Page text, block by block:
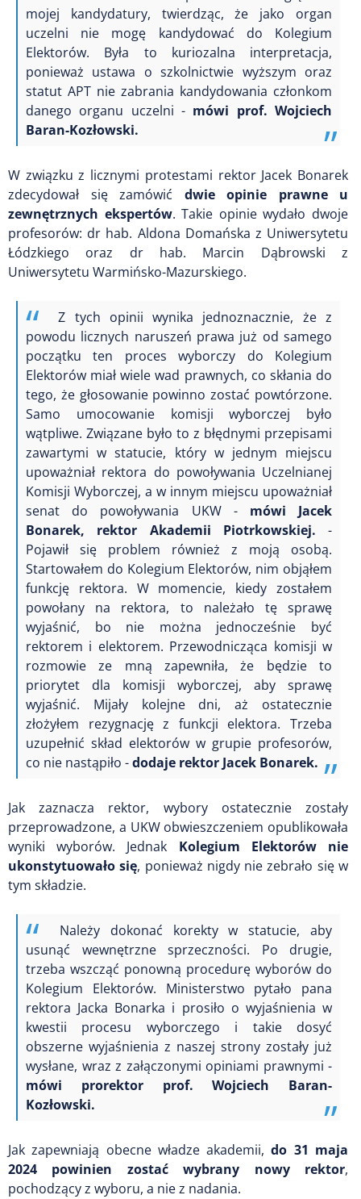
mojej kandydatury, twierdząc, że jako organ
uczelni nie mogę kandydować do Kolegium
Elektorów. Była to kuriozalna interpretacja,
ponieważ ustawa o szkolnictwie wyższym oraz
statut APT nie zabrania kandydowania członkom
danego organu uczelni - mówi prof. Wojciech
Baran-Kozłowski.
W związku z licznymi protestami rektor Jacek Bonarek
zdecydował się zamówić dwie opinie prawne u
zewnętrznych ekspertów. Takie opinie wydało dwoje
profesorów: dr hab. Aldona Domańska z Uniwersytetu
Łódzkiego oraz dr hab. Marcin Dąbrowski z
Uniwersytetu Warmińsko-Mazurskiego.
Z tych opinii wynika jednoznacznie, że z
powodu licznych naruszeń prawa już od samego
początku ten proces wyborczy do Kolegium
Elektorów miał wiele wad prawnych, co skłania do
tego, że głosowanie powinno zostać powtórzone.
Samo umocowanie komisji wyborczej było
wątpliwe. Związane było to z błędnymi przepisami
zawartymi w statucie, który w jednym miejscu
upoważniał rektora do powoływania Uczelnianej
Komisji Wyborczej, a w innym miejscu upoważniał
senat do powoływania UKW - mówi Jacek
Bonarek, rektor Akademii Piotrkowskiej. -
Pojawił się problem również z moją osobą.
Startowałem do Kolegium Elektorów, nim objąłem
funkcję rektora. W momencie, kiedy zostałem
powołany na rektora, to należało tę sprawę
wyjaśnić, bo nie można jednocześnie być
rektorem i elektorem. Przewodnicząca komisji w
rozmowie ze mną zapewniła, że będzie to
priorytet dla komisji wyborczej, aby sprawę
wyjaśnić. Mijały kolejne dni, aż ostatecznie
złożyłem rezygnację z funkcji elektora. Trzeba
uzupełnić skład elektorów w grupie profesorów,
co nie nastąpiło -dodaje rektor Jacek Bonarek.
Jak zaznacza rektor, wybory ostatecznie zostały
przeprowadzone, a UKW obwieszczeniem opublikowała
wyniki wyborów. Jednak Kolegium Elektorów nie
ukonstytuowało się, ponieważ nigdy nie zebrało się w
tym składzie.
Należy dokonać korekty w statucie, aby
usunąć wewnętrzne sprzeczności. Po drugie,
trzeba wszcząć ponowną procedurę wyborów do
Kolegium Elektorów. Ministerstwo pytało pana
rektora Jacka Bonarka i prosiło o wyjaśnienia w
kwestii procesu wyborczego i takie dosyć
obszerne wyjaśnienia z naszej strony zostały już
wysłane, wraz z załączonymi opiniami prawnymi -
mówi prorektor
prof. Wojciech Baran-
Kozłowski.
Jak zapewniają obecne władze akademii,do 31 maja
2024 powinien zostać wybrany nowy rektor,
pochodzący z wyboru, a nie z nadania.